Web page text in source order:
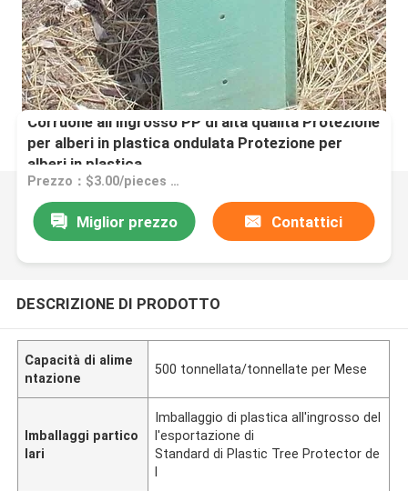
Corruone all'ingrosso PP di alta qualità Protezione
per alberi in plastica ondulata Protezione per
alberi in plastica
Prezzo：$3.00/pieces 1-1999 pieces
Miglior prezzo Contattici
DESCRIZIONE DI PRODOTTO
Capacità di alime
ntazione
500 tonnellata/tonnellate per Mese
Imballaggi partico
lari
Imballaggio di plastica all'ingrosso del
l'esportazione di
Standard di Plastic Tree Protector de
l